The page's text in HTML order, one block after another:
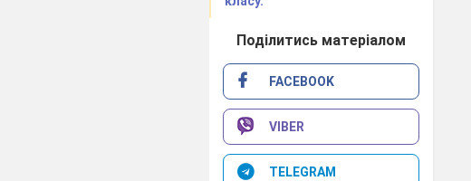
Поділитись матеріалом
FACEBOOK
VIBER
TELEGRAM